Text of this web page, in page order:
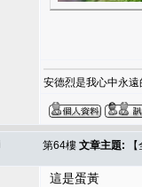
安德烈是我心中永遠
第64樓 文章主題:
這是蛋黃